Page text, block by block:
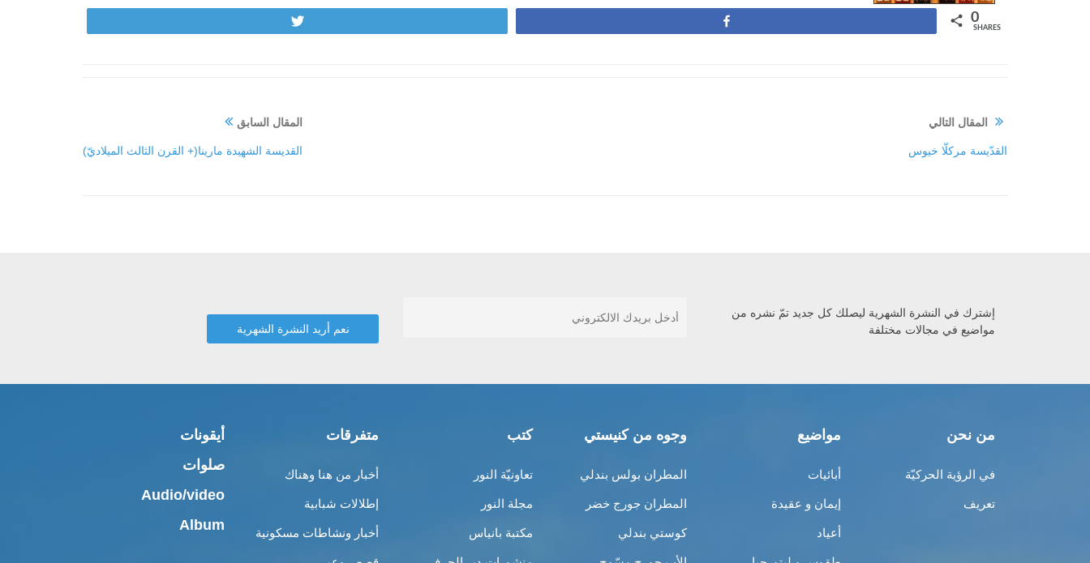
0
SHARES
المقال السابق
القديسة الشهيدة مارينا(+ القرن الثالث الميلاديّ)
المقال التالي
القدّيسة مركلّا خيوس
إشترك في النشرة الشهرية ليصلك كل جديد تمّ نشره من
مواضيع في مجالات مختلفة
من نحن
في الرؤية الحركيّة
تعريف
مواضيع
أبائيات
إيمان و عقيدة
أعياد
وجوه من كنيستي
المطران بولس بندلي
المطران جورج خضر
كوستي بندلي
كتب
تعاونيّة النور
مجلة النور
مكتبة بانياس
متفرقات
أخبار من هنا وهناك
إطلالات شبابية
أخبار ونشاطات مسكونية
أيقونات
صلوات
Audio/video
Album